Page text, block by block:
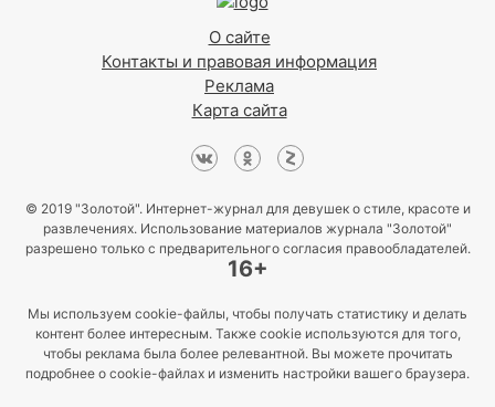
О сайте
Контакты и правовая информация
Реклама
Карта сайта
© 2019 "Золотой". Интернет-журнал для девушек о стиле, красоте и
развлечениях. Использование материалов журнала "Золотой"
разрешено только с предварительного согласия правообладателей.
16+
Мы используем cookie-файлы, чтобы получать статистику и делать
контент более интересным. Также cookie используются для того,
чтобы реклама была более релевантной. Вы можете прочитать
подробнее о cookie-файлах и изменить настройки вашего браузера.